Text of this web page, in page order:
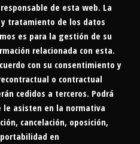
responsable de esta web. La
tratamiento de los datos
es para la gestión de su
relacionada con esta.
con su consentimiento y
o contractual
cedidos a terceros. Podrá
le asisten en la normativa
cancelación, oposición,
en